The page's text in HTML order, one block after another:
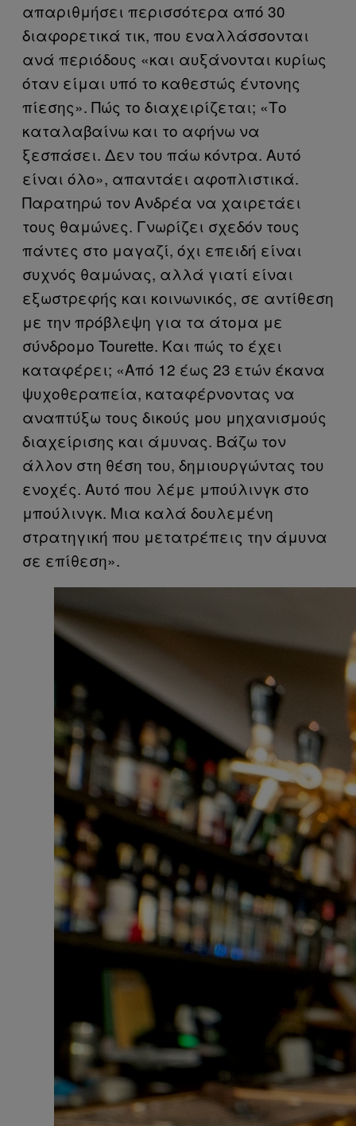
απαριθμήσει περισσότερα από 30
διαφορετικά τικ, που εναλλάσσονται
ανά περιόδους «και αυξάνονται κυρίως
όταν είμαι υπό το καθεστώς έντονης
πίεσης». Πώς το διαχειρίζεται; «Το
καταλαβαίνω και το αφήνω να
ξεσπάσει. Δεν του πάω κόντρα. Αυτό
είναι όλο», απαντάει αφοπλιστικά.
Παρατηρώ τον Ανδρέα να χαιρετάει
τους θαμώνες. Γνωρίζει σχεδόν τους
πάντες στο μαγαζί, όχι επειδή είναι
συχνός θαμώνας, αλλά γιατί είναι
εξωστρεφής και κοινωνικός, σε αντίθεση
με την πρόβλεψη για τα άτομα με
σύνδρομο Tourette. Και πώς το έχει
καταφέρει; «Από 12 έως 23 ετών έκανα
ψυχοθεραπεία, καταφέρνοντας να
αναπτύξω τους δικούς μου μηχανισμούς
διαχείρισης και άμυνας. Βάζω τον
άλλον στη θέση του, δημιουργώντας του
ενοχές. Αυτό που λέμε μπούλινγκ στο
μπούλινγκ. Μια καλά δουλεμένη
στρατηγική που μετατρέπεις την άμυνα
σε επίθεση».